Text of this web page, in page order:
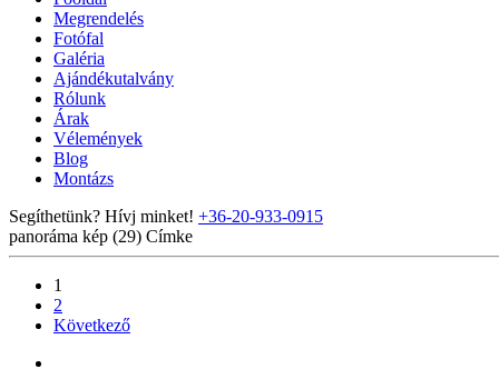
Megrendelés
Fotófal
Galéria
Ajándékutalvány
Rólunk
Árak
Vélemények
Blog
Montázs
Segíthetünk? Hívj minket! +36-20-933-0915
panoráma kép (29) Címke
1
2
Következő